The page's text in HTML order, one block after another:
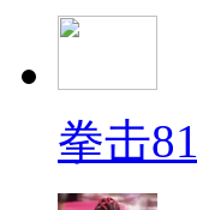
拳击